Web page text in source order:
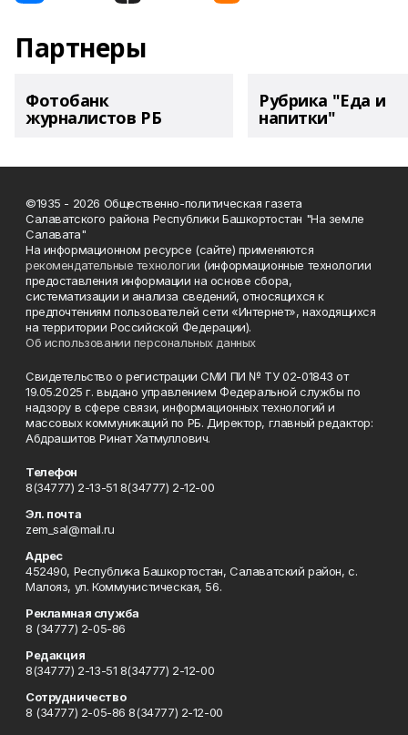
Партнеры
Фотобанк
журналистов РБ
Рубрика "Еда и
напитки"
©1935 - 2026 Общественно-политическая газета
Салаватского района Республики Башкортостан "На земле
Салавата"
На информационном ресурсе (сайте) применяются
рекомендательные технологии (информационные технологии
предоставления информации на основе сбора,
систематизации и анализа сведений, относящихся к
предпочтениям пользователей сети «Интернет», находящихся
на территории Российской Федерации).
Об использовании персональных данных
Свидетельство о регистрации СМИ ПИ № ТУ 02-01843 от
19.05.2025 г. выдано управлением Федеральной службы по
надзору в сфере связи, информационных технологий и
массовых коммуникаций по РБ. Директор, главный редактор:
Абдрашитов Ринат Хатмуллович.
Телефон
8(34777) 2-13-51 8(34777) 2-12-00
Эл. почта
zem_sal@mail.ru
Адрес
452490, Республика Башкортостан, Салаватский район, с.
Малояз, ул. Коммунистическая, 56.
Рекламная служба
8 (34777) 2-05-86
Редакция
8(34777) 2-13-51 8(34777) 2-12-00
Сотрудничество
8 (34777) 2-05-86 8(34777) 2-12-00